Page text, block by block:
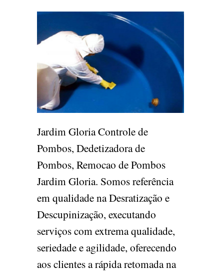
Jardim Gloria Controle de
Pombos, Dedetizadora de
Pombos, Remocao de Pombos
Jardim Gloria. Somos referência
em qualidade na Desratização e
Descupinização, executando
serviços com extrema qualidade,
seriedade e agilidade, oferecendo
aos clientes a rápida retomada na